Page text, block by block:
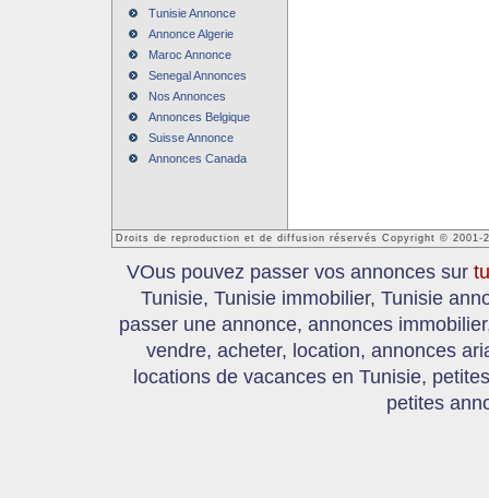
Tunisie Annonce
Annonce Algerie
Maroc Annonce
Senegal Annonces
Nos Annonces
Annonces Belgique
Suisse Annonce
Annonces Canada
Droits de reproduction et de diffusion réservés Copyright © 2001-
VOus pouvez passer vos annonces sur
Tunisie, Tunisie immobilier, Tunisie
passer une annonce, annonces
vendre, acheter, location, annonces
locations de vacances en Tunisie,
petites